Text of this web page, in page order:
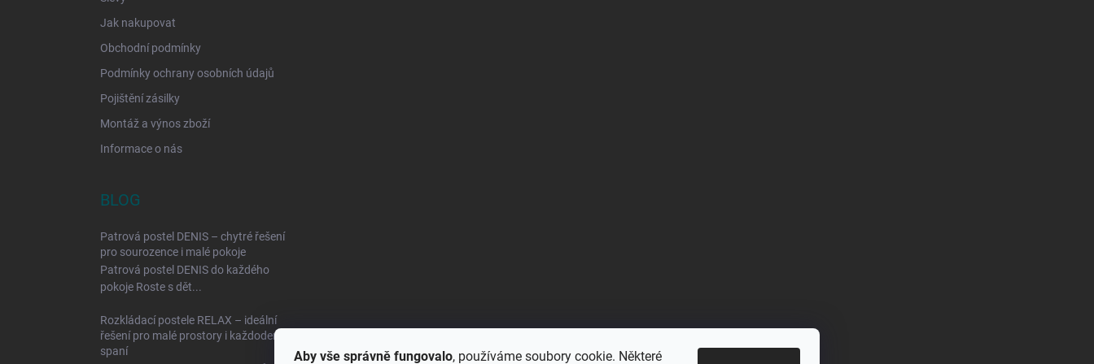
Aby vše správně fungovalo, používáme soubory cookie. Některé
Jak nakupovat
Obchodní podmínky
Podmínky ochrany osobních údajů
Pojištění zásilky
Montáž a výnos zboží
Informace o nás
BLOG
Patrová postel DENIS – chytré řešení
pro sourozence i malé pokoje
Patrová postel DENIS do každého
pokoje Roste s dět...
Rozkládací postele RELAX – ideální
řešení pro malé prostory i každodenní
spaní